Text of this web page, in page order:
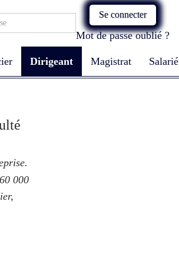
Se connecter
Mot de passe oublié ?
Dirigeant Magistrat Salarié
000